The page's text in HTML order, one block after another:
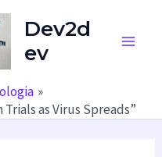
Dev2d
ev
as Virus Spreads”